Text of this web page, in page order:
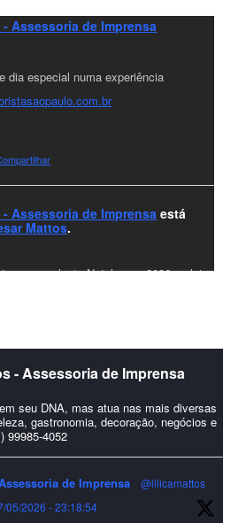
Assessoria de Imprensa
dia especial numa experiência
Assessoria de Imprensa está
Mattos.
um excelente Natal e um 2026 repleto
#natal #merrychristmas #felizanonovo
Assessoria de Imprensa
- Assessoria de Imprensa
seu DNA, mas atua nas mais diversas
gastronomia, decoração, negócios e
99985-4052
de Imprensa
@lilicamattos
05/2026 - 23:18:54